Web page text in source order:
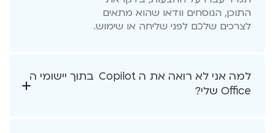
התוכן, הנוסחים וודאו שהוא מתאים
לצרכים שלכם לפני שליחה או שימוש.
למה אני לא רואה את ה Copilot בתוך יישומי ה
Office שלי?